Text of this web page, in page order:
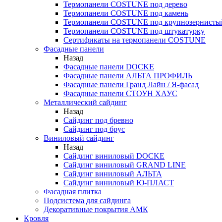
Термопанели COSTUNE под дерево
Термопанели COSTUNE под камень
Термопанели COSTUNE под
Термопанели COSTUNE под штукатурку
Сертификаты на термопанели COSTUNE
Фасадные панели
Назад
Фасадные панели DOCKE
Фасадные панели АЛЬТА ПРОФИЛЬ
Фасадные панели Гранд Лайн / Я-фасад
Фасадные панели СТОУН ХАУС
Металлический сайдинг
Назад
Сайдинг под бревно
Сайдинг под брус
Виниловый сайдинг
Назад
Сайдинг виниловый DOCKE
Сайдинг виниловый GRAND LINE
Сайдинг виниловый АЛЬТА
Сайдинг виниловый Ю-ПЛАСТ
Фасадная плитка
Подсистема для сайдинга
Декоративные покрытия АМК
Кровля